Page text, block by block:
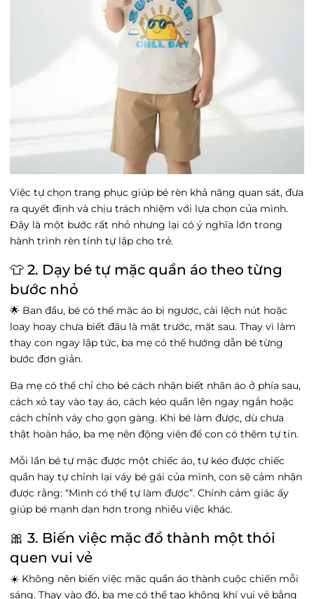
Việc tự chọn trang phục giúp bé rèn khả năng quan sát, đưa
ra quyết định và chịu trách nhiệm với lựa chọn của mình.
Đây là một bước rất nhỏ nhưng lại có ý nghĩa lớn trong
hành trình rèn tính tự lập cho trẻ.
👕 2. Dạy bé tự mặc quần áo theo từng
bước nhỏ
🌟 Ban đầu, bé có thể mặc áo bị ngược, cài lệch nút hoặc
loay hoay chưa biết đâu là mặt trước, mặt sau. Thay vì làm
thay con ngay lập tức, ba mẹ có thể hướng dẫn bé từng
bước đơn giản.
Ba mẹ có thể chỉ cho bé cách nhận biết nhãn áo ở phía sau,
cách xỏ tay vào tay áo, cách kéo quần lên ngay ngắn hoặc
cách chỉnh váy cho gọn gàng. Khi bé làm được, dù chưa
thật hoàn hảo, ba mẹ nên động viên để con có thêm tự tin.
Mỗi lần bé tự mặc được một chiếc áo, tự kéo được chiếc
quần hay tự chỉnh lại váy bé gái của mình, con sẽ cảm nhận
được rằng: “Mình có thể tự làm được”. Chính cảm giác ấy
giúp bé mạnh dạn hơn trong nhiều việc khác.
🎀 3. Biến việc mặc đồ thành một thói
quen vui vẻ
☀️ Không nên biến việc mặc quần áo thành cuộc chiến mỗi
sáng. Thay vào đó, ba mẹ có thể tạo không khí vui vẻ bằng